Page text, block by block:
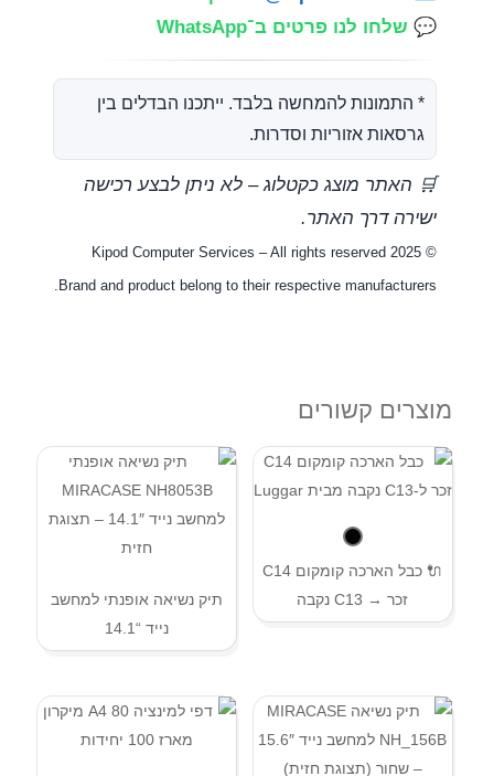
💬 שלחו לנו פרטים ב־WhatsApp
* התמונות להמחשה בלבד. ייתכנו הבדלים בין
גרסאות אזוריות וסדרות.
🛒 האתר מוצג כקטלוג – לא ניתן לבצע רכישה
ישירה דרך האתר.
© Kipod Computer Services – All rights reserved 2025
Brand and product belong to their respective manufacturers.
מוצרים קשורים
🔌 כבל הארכה קומקום C14
זכר → C13 נקבה
תיק נשיאה אופנתי למחשב
נייד “14.1